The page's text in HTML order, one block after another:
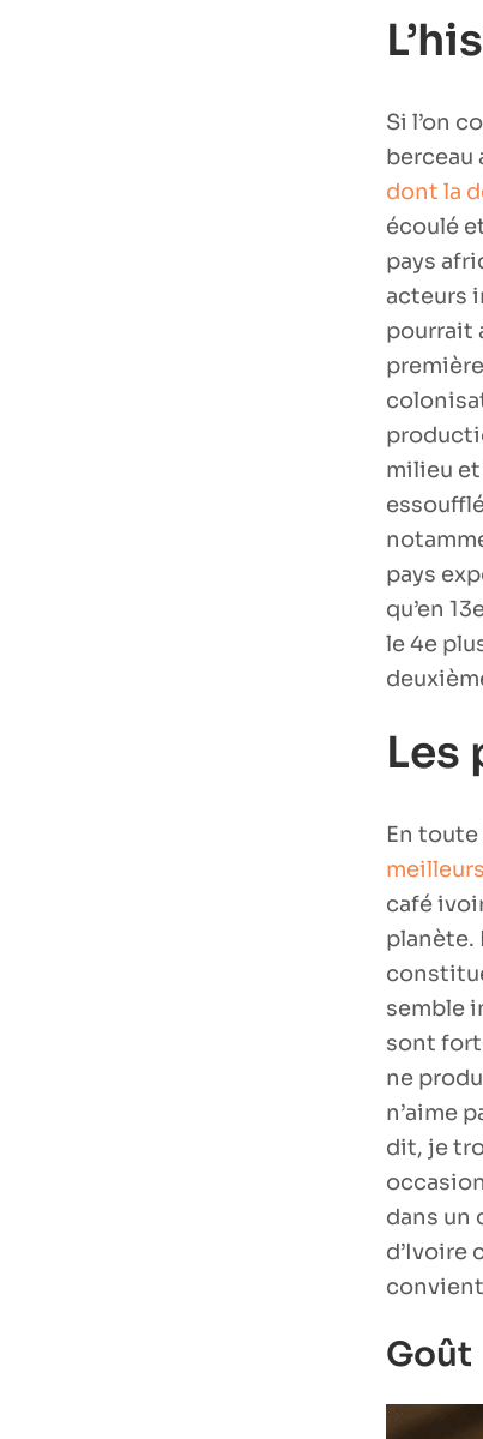
Si l’on
berceau
dont la
écoulé
pays
acteurs
pourrait
milieu
pays
qu’en
le 4e
Les
En
café
planète.
semble
sont
ne
n’aime
dit, je
dans un
d’Ivoire
Goût